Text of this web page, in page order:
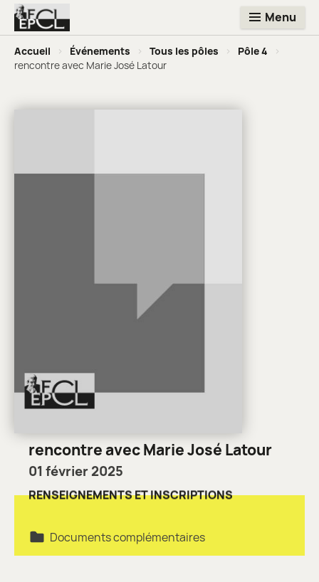
Menu
Accueil > Événements > Tous les pôles > Pôle 4
>
rencontre avec Marie José Latour
rencontre avec Marie José Latour
01 février 2025
RENSEIGNEMENTS ET INSCRIPTIONS
Documents complémentaires